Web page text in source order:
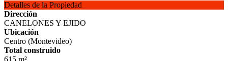
Detalles de la Propiedad
Dirección
CANELONES Y EJIDO
Ubicación
Centro (Montevideo)
Total construido
615 m²